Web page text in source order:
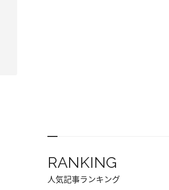
RANKING
人気記事ランキング